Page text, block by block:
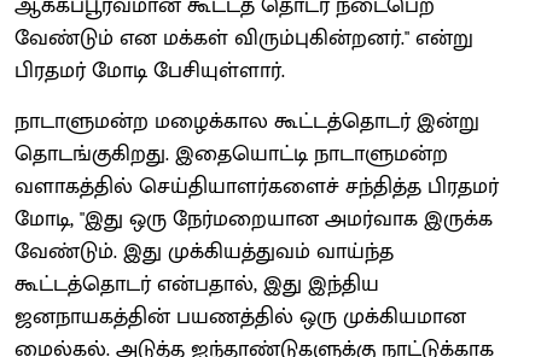
வேண்டும் என மக்கள் விரும்புகின்றனர்." என்று
பிரதமர் மோடி பேசியுள்ளார்.
நாடாளுமன்ற மழைக்கால கூட்டத்தொடர் இன்று
தொடங்குகிறது. இதையொட்டி நாடாளுமன்ற
வளாகத்தில் செய்தியாளர்களைச் சந்தித்த பிரதமர்
மோடி, "இது ஒரு நேர்மறையான அமர்வாக இருக்க
வேண்டும். இது முக்கியத்துவம் வாய்ந்த
கூட்டத்தொடர் என்பதால், இது இந்திய
ஜனநாயகத்தின் பயணத்தில் ஒரு முக்கியமான
மைல்கல். அடுத்த ஐந்தாண்டுகளுக்கு நாட்டுக்காக